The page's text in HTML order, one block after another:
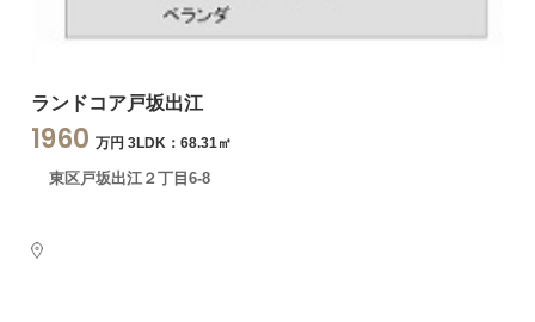
ランドコア戸坂出江
1960 万円 3LDK：68.31㎡
東区戸坂出江２丁目6-8